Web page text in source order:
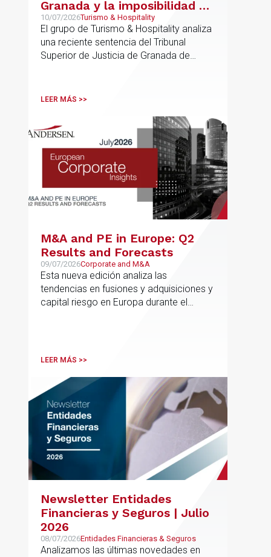
Granada y la imposibilidad de
Interpretar el Plan General
de Ordenación Urbana
(“PGOU”) para equiparar las
viviendas turísticas y los
autonómica y estatal
10/07/2026Turismo & Hospitality
El grupo de Turismo & Hospitality analiza
una reciente sentencia del Tribunal
Superior de Justicia de Granada de
LEER MÁS >>
M&A and PE in Europe: Q2
Results and Forecasts
09/07/2026Corporate and M&A
Esta nueva edición analiza las
tendencias en fusiones y adquisiciones y
capital riesgo en Europa durante el
LEER MÁS >>
Newsletter Entidades
Financieras y Seguros | Julio
2026
08/07/2026Entidades Financieras & Seguros
Analizamos las últimas novedades en